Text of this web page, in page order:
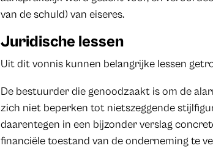
van de schuld) van eiseres.
Juridische lessen
Uit dit vonnis kunnen belangrijke lessen
De bestuurder die genoodzaakt is om de
zich niet beperken tot nietszeggende
daarentegen in een bijzonder verslag
financiële toestand van de onderneming te